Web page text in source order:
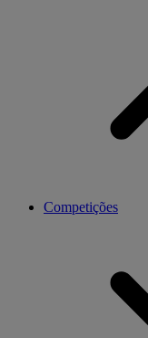
Competições